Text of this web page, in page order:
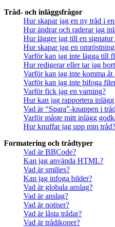
Tråd- och inläggsfrågor
Hur skapar jag en ny tråd i
Hur ändrar och raderar jag
Hur lägger jag till en
Hur skapar jag en
Varför kan jag inte lägga till
Hur redigerar eller tar jag
Varför kan jag inte komma åt
Varför kan jag inte bifoga
Varför fick jag en varning?
Hur kan jag rapportera
Vad är “Spara”-knappen i
Varför måste mitt inlägg
Hur knuffar jag upp min tråd?
Formatering och trådtyper
Vad är BBCode?
Kan jag använda HTML?
Vad är smilies?
Kan jag infoga bilder?
Vad är globala anslag?
Vad är anslag?
Vad är notiser?
Vad är låsta trådar?
Vad är trådikoner?